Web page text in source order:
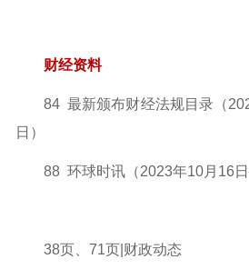
财经资料
84 最新颁布财经法规目录（
日）
88 环球时讯（2023年10月16
38页、71页|财政动态